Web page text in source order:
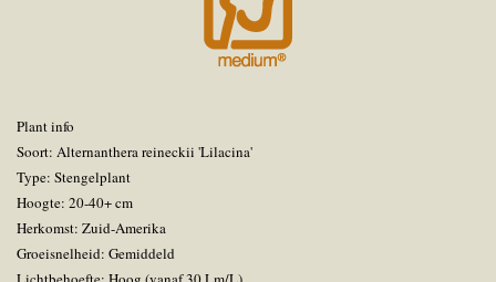
Plant info
Soort: Alternanthera reineckii 'Lilacina'
Type: Stengelplant
Hoogte: 20-40+ cm
Herkomst: Zuid-Amerika
Groeisnelheid: Gemiddeld